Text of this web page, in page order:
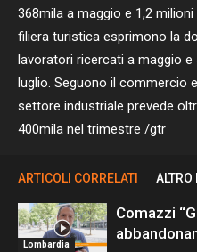
368mila a maggio e 1,2
filiera turistica esprimono la
lavoratori ricercati a maggio
luglio. Seguono il commercio
settore industriale prevede
400mila nel trimestre /gtr
ARTICOLI CORRELATI ALTRO
Lombardia
Comazzi